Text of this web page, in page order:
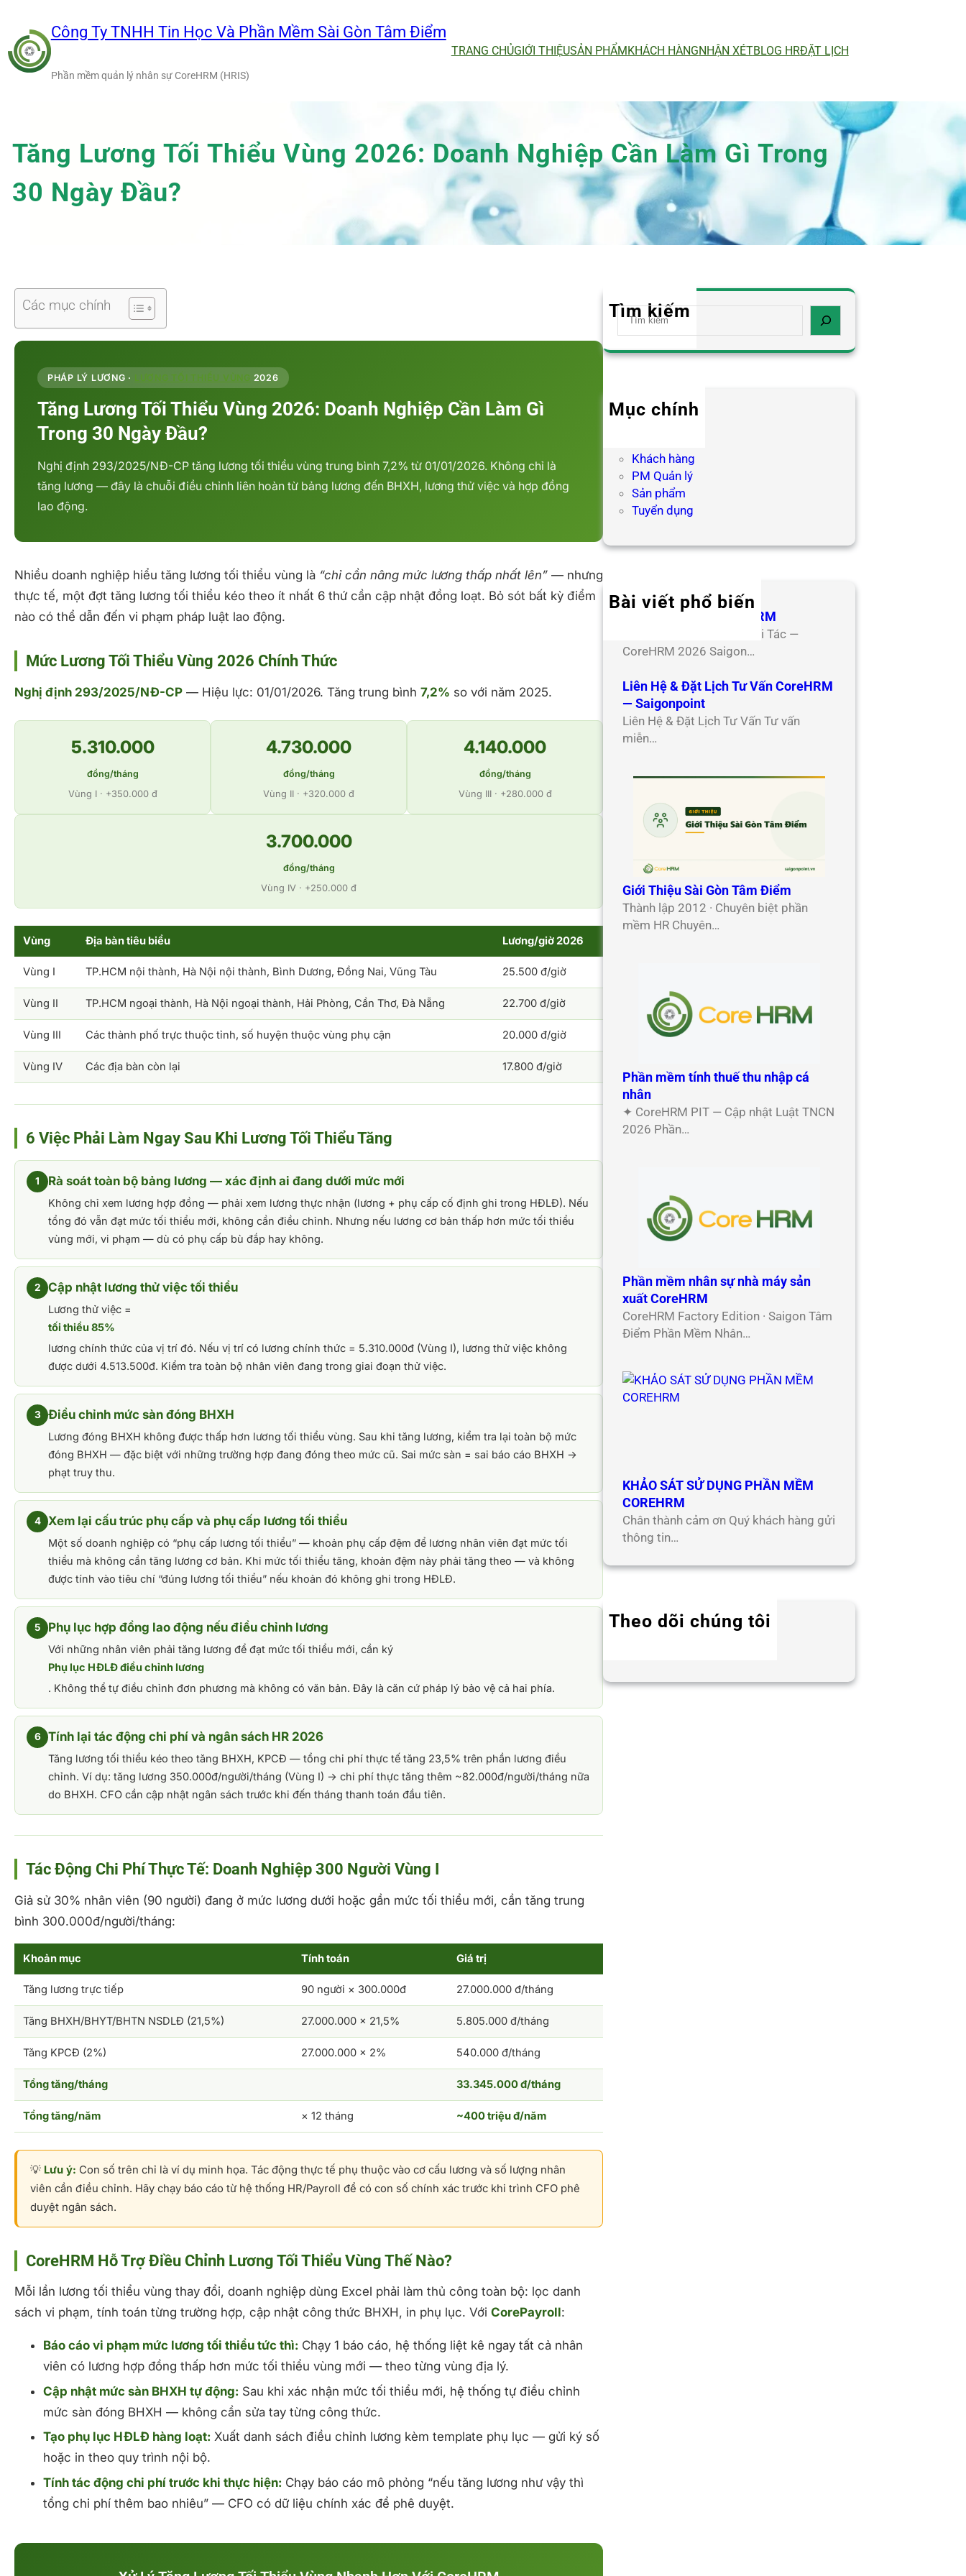
phần
nội
dung
Công Ty TNHH Tin Học Và Phần Mềm Sài Gòn Tâm Điểm
Phần mềm quản lý nhân sự CoreHRM (HRIS)
TRANG CHỦGIỚI THIỆUSẢN PHẨMKHÁCH HÀNGNHẬN XÉTBLOG HRĐẶT LỊCH
Tăng Lương Tối Thiểu Vùng 2026: Doanh Nghiệp Cần Làm Gì Trong
30 Ngày Đầu?
Các mục chính
PHÁP LÝ LƯƠNG · LƯƠNG TỐI THIỂU VÙNG 2026
Tăng Lương Tối Thiểu Vùng 2026: Doanh Nghiệp Cần Làm Gì
Trong 30 Ngày Đầu?
Nghị định 293/2025/NĐ-CP tăng lương tối thiểu vùng trung bình 7,2% từ 01/01/2026. Không chỉ là
tăng lương — đây là chuỗi điều chỉnh liên hoàn từ bảng lương đến BHXH, lương thử việc và hợp đồng
lao động.
Nhiều doanh nghiệp hiểu tăng lương tối thiểu vùng là “chỉ cần nâng mức lương thấp nhất lên” — nhưng
thực tế, một đợt tăng lương tối thiểu kéo theo ít nhất 6 thứ cần cập nhật đồng loạt. Bỏ sót bất kỳ điểm
nào có thể dẫn đến vi phạm pháp luật lao động.
Mức Lương Tối Thiểu Vùng 2026 Chính Thức
Nghị định 293/2025/NĐ-CP — Hiệu lực: 01/01/2026. Tăng trung bình 7,2% so với năm 2025.
5.310.000
đồng/tháng
Vùng I · +350.000 đ
4.730.000
đồng/tháng
Vùng II · +320.000 đ
4.140.000
đồng/tháng
Vùng III · +280.000 đ
3.700.000
đồng/tháng
Vùng IV · +250.000 đ
Vùng Địa bàn tiêu biểu Lương/giờ 2026
Vùng I TP.HCM nội thành, Hà Nội nội thành, Bình Dương, Đồng Nai, Vũng Tàu 25.500 đ/giờ
Vùng II TP.HCM ngoại thành, Hà Nội ngoại thành, Hải Phòng, Cần Thơ, Đà Nẵng 22.700 đ/giờ
Vùng III Các thành phố trực thuộc tỉnh, số huyện thuộc vùng phụ cận 20.000 đ/giờ
Vùng IV Các địa bàn còn lại 17.800 đ/giờ
6 Việc Phải Làm Ngay Sau Khi Lương Tối Thiểu Tăng
1 Rà soát toàn bộ bảng lương — xác định ai đang dưới mức mới
Không chỉ xem lương hợp đồng — phải xem lương thực nhận (lương + phụ cấp cố định ghi trong HĐLĐ). Nếu
tổng đó vẫn đạt mức tối thiểu mới, không cần điều chỉnh. Nhưng nếu lương cơ bản thấp hơn mức tối thiểu
vùng mới, vi phạm — dù có phụ cấp bù đắp hay không.
2 Cập nhật lương thử việc tối thiểu
Lương thử việc =
tối thiểu 85%
lương chính thức của vị trí đó. Nếu vị trí có lương chính thức = 5.310.000đ (Vùng I), lương thử việc không
được dưới 4.513.500đ. Kiểm tra toàn bộ nhân viên đang trong giai đoạn thử việc.
3 Điều chỉnh mức sàn đóng BHXH
Lương đóng BHXH không được thấp hơn lương tối thiểu vùng. Sau khi tăng lương, kiểm tra lại toàn bộ mức
đóng BHXH — đặc biệt với những trường hợp đang đóng theo mức cũ. Sai mức sàn = sai báo cáo BHXH →
phạt truy thu.
4 Xem lại cấu trúc phụ cấp và phụ cấp lương tối thiểu
Một số doanh nghiệp có “phụ cấp lương tối thiểu” — khoản phụ cấp đệm để lương nhân viên đạt mức tối
thiểu mà không cần tăng lương cơ bản. Khi mức tối thiểu tăng, khoản đệm này phải tăng theo — và không
được tính vào tiêu chí “đúng lương tối thiểu” nếu khoản đó không ghi trong HĐLĐ.
5 Phụ lục hợp đồng lao động nếu điều chỉnh lương
Với những nhân viên phải tăng lương để đạt mức tối thiểu mới, cần ký
Phụ lục HĐLĐ điều chỉnh lương
. Không thể tự điều chỉnh đơn phương mà không có văn bản. Đây là căn cứ pháp lý bảo vệ cả hai phía.
6 Tính lại tác động chi phí và ngân sách HR 2026
Tăng lương tối thiểu kéo theo tăng BHXH, KPCĐ — tổng chi phí thực tế tăng 23,5% trên phần lương điều
chỉnh. Ví dụ: tăng lương 350.000đ/người/tháng (Vùng I) → chi phí thực tăng thêm ~82.000đ/người/tháng nữa
do BHXH. CFO cần cập nhật ngân sách trước khi đến tháng thanh toán đầu tiên.
Tác Động Chi Phí Thực Tế: Doanh Nghiệp 300 Người Vùng I
Giả sử 30% nhân viên (90 người) đang ở mức lương dưới hoặc gần mức tối thiểu mới, cần tăng trung
bình 300.000đ/người/tháng:
Khoản mục Tính toán Giá trị
Tăng lương trực tiếp 90 người × 300.000đ 27.000.000 đ/tháng
Tăng BHXH/BHYT/BHTN NSDLĐ (21,5%) 27.000.000 × 21,5% 5.805.000 đ/tháng
Tăng KPCĐ (2%) 27.000.000 × 2% 540.000 đ/tháng
Tổng tăng/tháng 33.345.000 đ/tháng
Tổng tăng/năm × 12 tháng ~400 triệu đ/năm
💡 Lưu ý: Con số trên chỉ là ví dụ minh họa. Tác động thực tế phụ thuộc vào cơ cấu lương và số lượng nhân
viên cần điều chỉnh. Hãy chạy báo cáo từ hệ thống HR/Payroll để có con số chính xác trước khi trình CFO phê
duyệt ngân sách.
CoreHRM Hỗ Trợ Điều Chỉnh Lương Tối Thiểu Vùng Thế Nào?
Mỗi lần lương tối thiểu vùng thay đổi, doanh nghiệp dùng Excel phải làm thủ công toàn bộ: lọc danh
sách vi phạm, tính toán từng trường hợp, cập nhật công thức BHXH, in phụ lục. Với CorePayroll:
Báo cáo vi phạm mức lương tối thiểu tức thì: Chạy 1 báo cáo, hệ thống liệt kê ngay tất cả nhân
viên có lương hợp đồng thấp hơn mức tối thiểu vùng mới — theo từng vùng địa lý.
Cập nhật mức sàn BHXH tự động: Sau khi xác nhận mức tối thiểu mới, hệ thống tự điều chỉnh
mức sàn đóng BHXH — không cần sửa tay từng công thức.
Tạo phụ lục HĐLĐ hàng loạt: Xuất danh sách điều chỉnh lương kèm template phụ lục — gửi ký số
hoặc in theo quy trình nội bộ.
Tính tác động chi phí trước khi thực hiện: Chạy báo cáo mô phỏng “nếu tăng lương như vậy thì
tổng chi phí thêm bao nhiêu” — CFO có dữ liệu chính xác để phê duyệt.
Tìm kiếm
S
a
h
Mục chính
Khách hàng
PM Quản lý
Sản phẩm
Tuyển dụng
Bài viết phổ biến
Hợp Tác Đối Tác CoreHRM
Chương Trình Hợp Tác Đối Tác —
CoreHRM 2026 Saigon…
Liên Hệ & Đặt Lịch Tư Vấn CoreHRM
— Saigonpoint
Liên Hệ & Đặt Lịch Tư Vấn Tư vấn
miễn…
Giới Thiệu Sài Gòn Tâm Điểm
Thành lập 2012 · Chuyên biệt phần
mềm HR Chuyên…
Phần mềm tính thuế thu nhập cá
nhân
✦ CoreHRM PIT — Cập nhật Luật TNCN
2026 Phần…
Phần mềm nhân sự nhà máy sản
xuất CoreHRM
CoreHRM Factory Edition · Saigon Tâm
Điểm Phần Mềm Nhân…
KHẢO SÁT SỬ DỤNG PHẦN MỀM
COREHRM
Chân thành cảm ơn Quý khách hàng gửi
thông tin…
Theo dõi chúng tôi